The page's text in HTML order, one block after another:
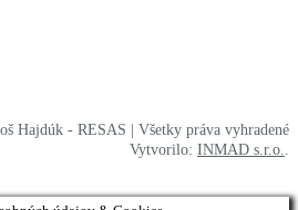
Hajdúk - RESAS | Všetky práva vyhradené
Vytvorilo: INMAD s.r.o.